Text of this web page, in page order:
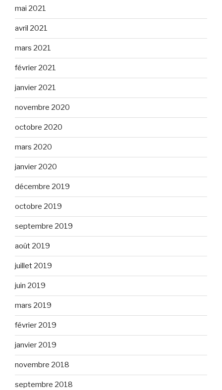
mai 2021
avril 2021
mars 2021
février 2021
janvier 2021
novembre 2020
octobre 2020
mars 2020
janvier 2020
décembre 2019
octobre 2019
septembre 2019
août 2019
juillet 2019
juin 2019
mars 2019
février 2019
janvier 2019
novembre 2018
septembre 2018